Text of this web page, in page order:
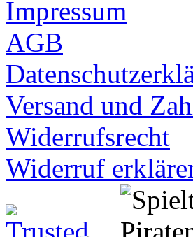
Impressum
AGB
Versand und
Widerrufsrecht
Widerruf